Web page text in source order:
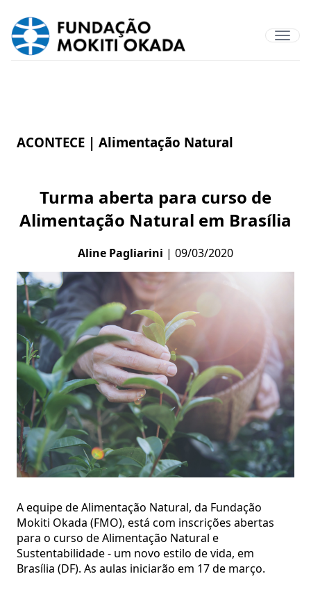
ACONTECE | Alimentação Natural
Turma aberta para curso de
Alimentação Natural em Brasília
Aline Pagliarini | 09/03/2020
A equipe de Alimentação Natural, da Fundação
Mokiti Okada (FMO), está com inscrições abertas
para o curso de Alimentação Natural e
Sustentabilidade - um novo estilo de vida, em
Brasília (DF). As aulas iniciarão em 17 de março.